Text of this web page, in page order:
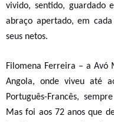
vivido, sentido, guardado
abraço apertado, em
seus netos.
Filomena Ferreira – a Avó
Angola, onde viveu até
Português-Francês,
Mas foi aos 72 anos que